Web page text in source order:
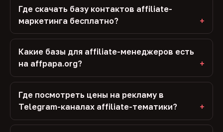
Где скачать базу контактов affiliate-
маркетинга бесплатно?
Какие базы для affiliate-менеджеров есть
на affpapa.org?
Где посмотреть цены на рекламу в
Telegram-каналах affiliate-тематики?